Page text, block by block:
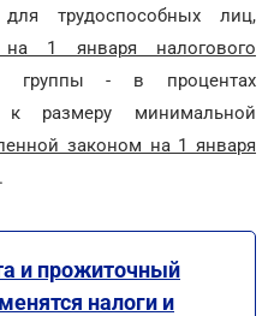
трудоспособных лиц,
на 1 января налогового
группы - в процентах
к размеру минимальной
законом на 1 января
.
и прожиточный
налоги и